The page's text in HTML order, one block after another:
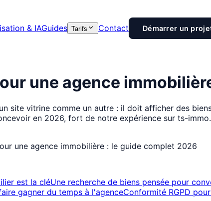
& IAGuides Tarifs Contact Démarrer un
une agence
site vitrine comme un autre : il doit afficher des
en 2026, fort de notre expérience sur ts-
une agence immobilière : le guide complet 2026
est la cléUne recherche de biens pensée pour
gagner du temps à l'agenceConformité RGPD